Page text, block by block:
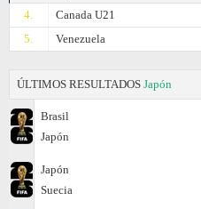
4.
Canada U21
5.
Venezuela
ÚLTIMOS RESULTADOS Japón
Brasil
Japón
Japón
Suecia